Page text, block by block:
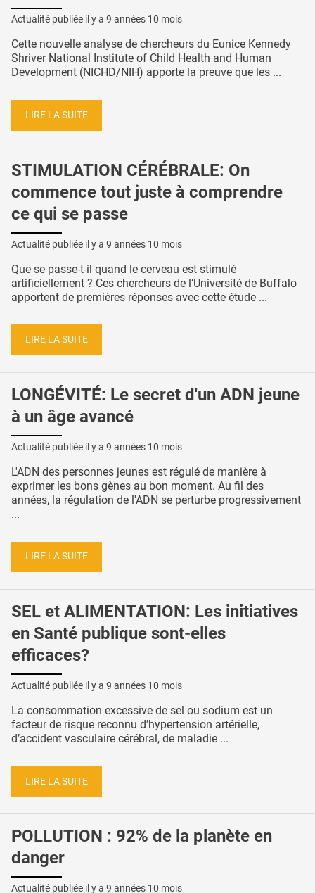
Actualité publiée il y a 9 années 10 mois
Cette nouvelle analyse de chercheurs du Eunice Kennedy
Shriver National Institute of Child Health and Human
Development (NICHD/NIH) apporte la preuve que les ...
LIRE LA SUITE
STIMULATION CÉRÉBRALE: On
commence tout juste à comprendre
ce qui se passe
Actualité publiée il y a 9 années 10 mois
Que se passe-t-il quand le cerveau est stimulé
artificiellement ? Ces chercheurs de l’Université de Buffalo
apportent de premières réponses avec cette étude ...
LIRE LA SUITE
LONGÉVITÉ: Le secret d'un ADN jeune
à un âge avancé
Actualité publiée il y a 9 années 10 mois
L'ADN des personnes jeunes est régulé de manière à
exprimer les bons gènes au bon moment. Au fil des
années, la régulation de l'ADN se perturbe progressivement
...
LIRE LA SUITE
SEL et ALIMENTATION: Les initiatives
en Santé publique sont-elles
efficaces?
Actualité publiée il y a 9 années 10 mois
La consommation excessive de sel ou sodium est un
facteur de risque reconnu d’hypertension artérielle,
d’accident vasculaire cérébral, de maladie ...
LIRE LA SUITE
POLLUTION : 92% de la planète en
danger
Actualité publiée il y a 9 années 10 mois